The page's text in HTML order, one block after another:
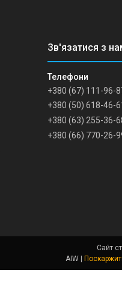
+380 (67) 111-96-
+380 (50) 618-46-
+380 (63) 255-36-
+380 (66) 770-26-
Сайт
AIW |